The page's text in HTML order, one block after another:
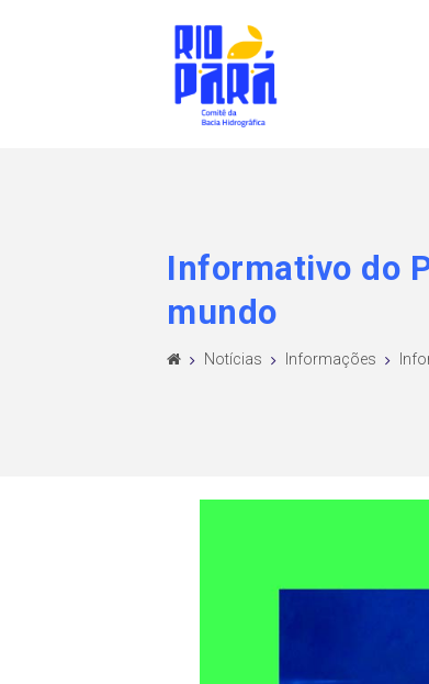
Informativo do
mundo
Notícias Informações